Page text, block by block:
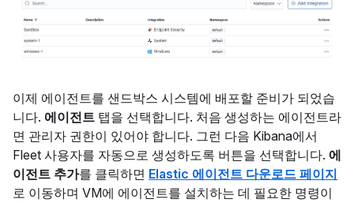
이제 에이전트를 샌드박스 시스템에 배포할 준비가 되었습
니다. 에이전트 탭을 선택합니다. 처음 생성하는 에이전트라
면 관리자 권한이 있어야 합니다. 그런 다음 Kibana에서
Fleet 사용자를 자동으로 생성하도록 버튼을 선택합니다. 에
이전트 추가를 클릭하면 Elastic 에이전트 다운로드 페이지
로 이동하며 VM에 에이전트를 설치하는 데 필요한 명령이